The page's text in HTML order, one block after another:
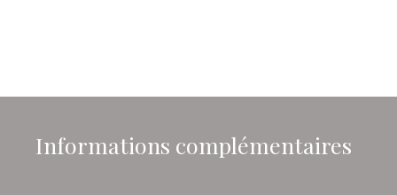
Informations complémentaires